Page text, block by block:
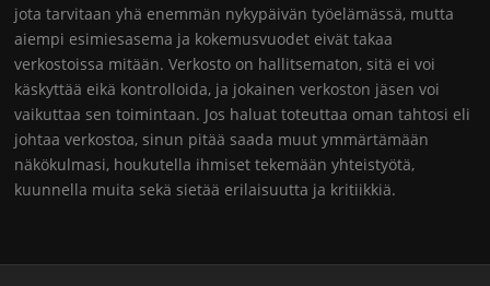
jota tarvitaan yhä enemmän nykypäivän työelämässä, mutta
aiempi esimiesasema ja kokemusvuodet eivät takaa
verkostoissa mitään. Verkosto on hallitsematon, sitä ei voi
käskyttää eikä kontrolloida, ja jokainen verkoston jäsen voi
vaikuttaa sen toimintaan. Jos haluat toteuttaa oman tahtosi eli
johtaa verkostoa, sinun pitää saada muut ymmärtämään
näkökulmasi, houkutella ihmiset tekemään yhteistyötä,
kuunnella muita sekä sietää erilaisuutta ja kritiikkiä.